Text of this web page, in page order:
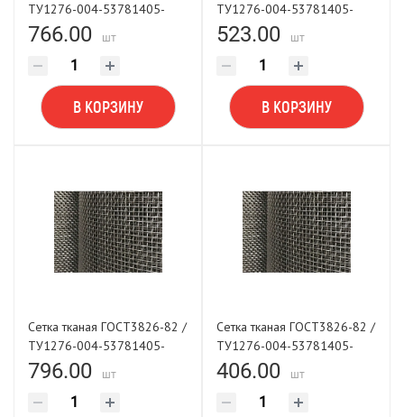
ТУ1276-004-53781405-
2001 0,8х0,32х1000
766.00 шт
В КОРЗИНУ
ТУ1276-004-53781405-
2001 1,0х0,25х1000
523.00 шт
В КОРЗИНУ
Сетка тканая ГОСТ3826-82 /
ТУ1276-004-53781405-
2001 1,0х0,4х1000
796.00 шт
Сетка тканая ГОСТ3826-82 /
ТУ1276-004-53781405-
2001 1,6х0,32х1000
406.00 шт